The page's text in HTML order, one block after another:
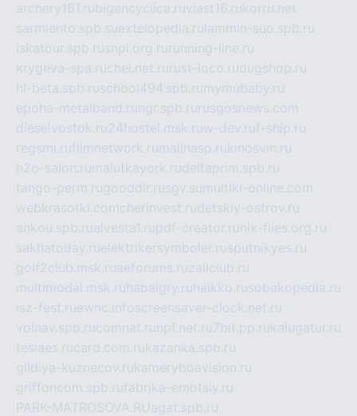
archery161.rubigencyclica.ruvlast16.rukorru.net
sarmiento.spb.suextelopedia.ru lammin-suo.spb.ru
iskatour.spb.rusnpi.org.ru running-line.ru
krygeva-spa.ruchel.net.ru rust-loco.rudugshop.ru
hl-beta.spb.ruschool494.spb.ru mymubaby.ru
epoha-metalband.ru ngr.spb.ru rusgosnews.com
dieselvostok.ru24hostel.msk.ruw-dev.ruf-ship.ru
regsmi.rufilmnetwork.ru malinasp.rukinosvin.ru
h2o-salon.ru malutkayork.rudeltaprim.spb.ru
tango-perm.rugooddir.rusgv.su multiki-online.com
webkrasotki.comcherinvest.rudetskiy-ostrov.ru
ankou.spb.rualvesta1.rupdf-creator.ru nix-files.org.ru
sakhatoday.ruelektrikersymboler.rusputnikyes.ru
golf2club.msk.ruaeforums.ruzallclub.ru
multimodal.msk.ru habaigry.ru haikko.rusobakopedia.ru
isz-fest.ruewnc.infoscreensaver-clock.net.ru
volnav.spb.rucomnat.ru npf.net.ru 7bit.pp.rukalugatur.ru
tesiaes.rucard.com.rukazanka.spb.ru
gildiya-kuznecov.rukameryboavision.ru
griffoncom.spb.rufabrika-emotsiy.ru
PARK-MATROSOVA.RUagat.spb.ru